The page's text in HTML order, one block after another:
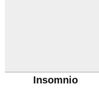
Insomnio